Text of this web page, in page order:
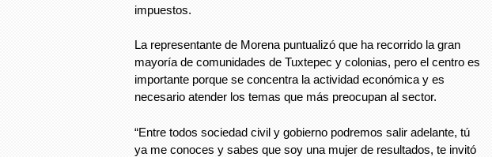
impuestos.
La representante de Morena puntualizó que ha recorrido la gran
mayoría de comunidades de Tuxtepec y colonias, pero el centro es
importante porque se concentra la actividad económica y es
necesario atender los temas que más preocupan al sector.
“Entre todos sociedad civil y gobierno podremos salir adelante, tú
ya me conoces y sabes que soy una mujer de resultados, te invitó